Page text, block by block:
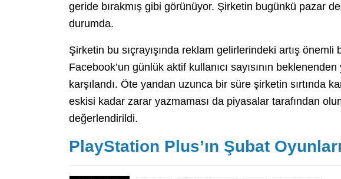
geride bırakmış gibi görünüyor. Şirketin bugünkü pazar
durumda.
Şirketin bu sıçrayışında reklam gelirlerindeki artış önemli
Facebook’un günlük aktif kullanıcı sayısının
karşılandı. Öte yandan uzunca bir süre şirketin sırtında
eskisi kadar zarar yazmaması da piyasalar tarafından
değerlendirildi.
PlayStation Plus’ın Şubat